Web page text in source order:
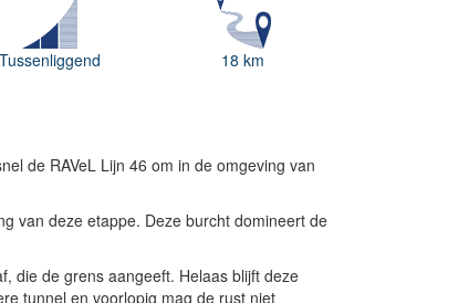
Tussenliggend 18 km
de RAVeL Lijn 46 om in de omgeving van
van deze etappe. Deze burcht domineert de
die de grens aangeeft. Helaas blijft deze
tunnel en voorlopig mag de rust niet